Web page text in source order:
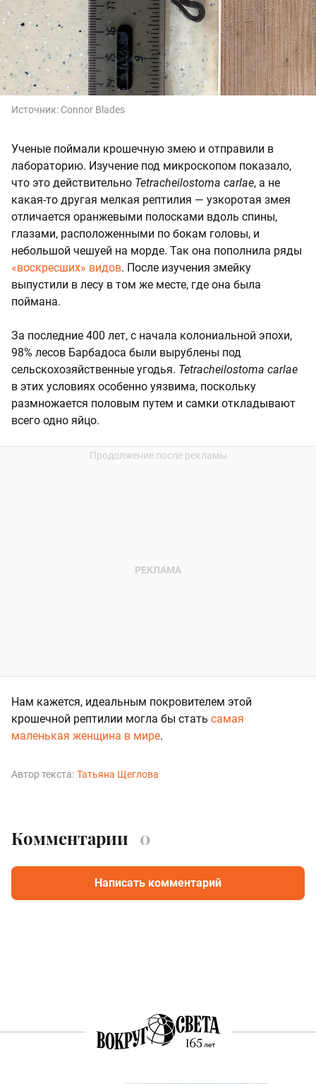
Источник: Connor Blades
Ученые поймали крошечную змею и отправили в
лабораторию. Изучение под микроскопом показало,
что это действительно Tetracheilostoma carlae, а не
какая-то другая мелкая рептилия — узкоротая змея
отличается оранжевыми полосками вдоль спины,
глазами, расположенными по бокам головы, и
небольшой чешуей на морде. Так она пополнила ряды
«воскресших» видов. После изучения змейку
выпустили в лесу в том же месте, где она была
поймана.
За последние 400 лет, с начала колониальной эпохи,
98% лесов Барбадоса были вырублены под
сельскохозяйственные угодья. Tetracheilostoma carlae
в этих условиях особенно уязвима, поскольку
размножается половым путем и самки откладывают
всего одно яйцо.
Нам кажется, идеальным покровителем этой
крошечной рептилии могла бы стать самая
маленькая женщина в мире.
Автор текста: Татьяна Щеглова
Комментарии 0
Написать комментарий